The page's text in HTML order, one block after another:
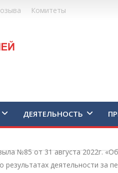
Комитеты
ДЕЯТЕЛЬНОСТЬ
№85 от 31 августа 2022г.
деятельности за